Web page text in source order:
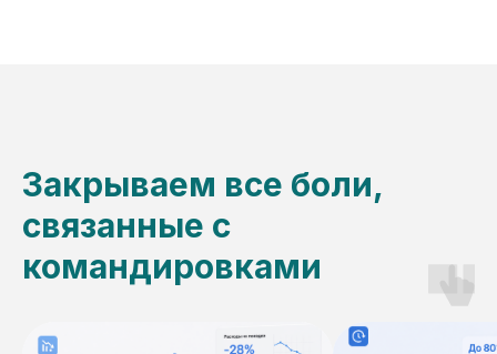
Закрываем все боли,
связанные с
командировками